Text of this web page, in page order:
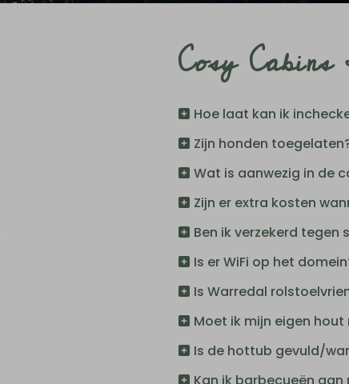
Cosy
Hoe laat kan ik
Zijn honden
Wat is aanwezig in de
Zijn er extra kosten
Ben ik verzekerd tegen
Is er WiFi op het
Is Warredal
Moet ik mijn eigen hout
Is de hottub gevuld/